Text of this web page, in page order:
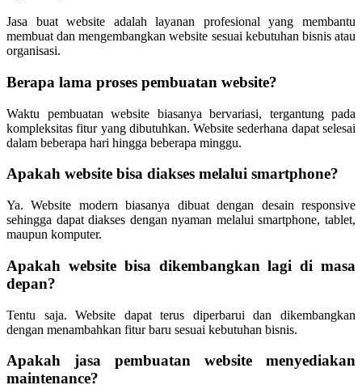
Jasa buat website adalah layanan profesional yang membantu
membuat dan mengembangkan website sesuai kebutuhan bisnis atau
organisasi.
Berapa lama proses pembuatan website?
Waktu pembuatan website biasanya bervariasi, tergantung pada
kompleksitas fitur yang dibutuhkan. Website sederhana dapat selesai
dalam beberapa hari hingga beberapa minggu.
Apakah website bisa diakses melalui smartphone?
Ya. Website modern biasanya dibuat dengan desain responsive
sehingga dapat diakses dengan nyaman melalui smartphone, tablet,
maupun komputer.
Apakah website bisa dikembangkan lagi di masa
depan?
Tentu saja. Website dapat terus diperbarui dan dikembangkan
dengan menambahkan fitur baru sesuai kebutuhan bisnis.
Apakah jasa pembuatan website menyediakan
maintenance?